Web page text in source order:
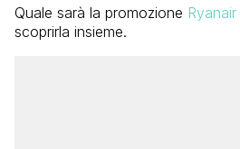
Quale sarà la promozione Ryanair
scoprirla insieme.